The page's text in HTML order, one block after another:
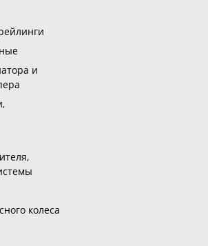
и
колеса